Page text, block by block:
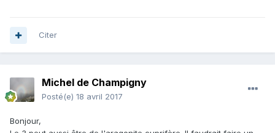
Citer
Michel de Champigny
Posté(e) 18 avril 2017
Bonjour,